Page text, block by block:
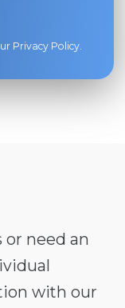
Privacy Policy.
or need an
with our